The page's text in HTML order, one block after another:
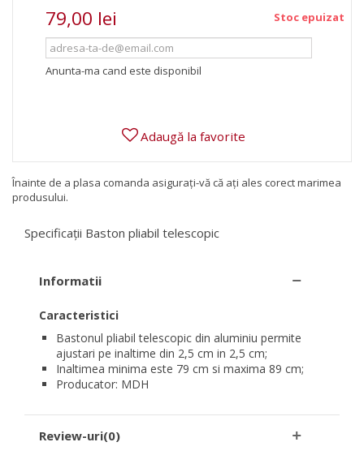
79,00 lei Stoc epuizat
Anunta-ma cand este disponibil
Adaugă la favorite
Înainte de a plasa comanda asigurați-vă că ați ales corect marimea
produsului.
Specificații Baston pliabil telescopic
Informatii
Caracteristici
Bastonul pliabil telescopic din aluminiu permite
ajustari pe inaltime din 2,5 cm in 2,5 cm;
Inaltimea minima este 79 cm si maxima 89 cm;
Producator: MDH
Review-uri(0)